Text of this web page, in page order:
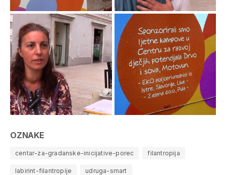
OZNAKE
centar-za-gradanske-inicijative-porec filantropija
labirint-filantropije udruga-smart